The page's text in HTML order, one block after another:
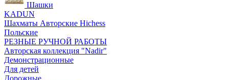
Шашки
KADUN
Шахматы Авторские Hichess
Польские
РЕЗНЫЕ РУЧНОЙ РАБОТЫ
Авторская коллекция "Nadir"
Демонстрационные
Для детей